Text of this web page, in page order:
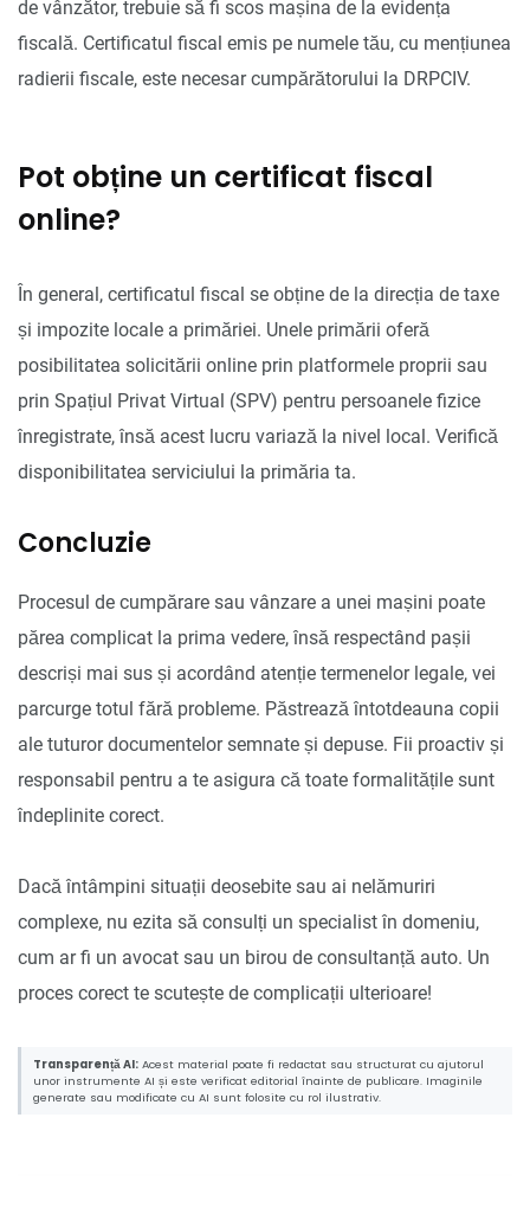
de vânzător, trebuie să fi scos mașina de la evidența
fiscală. Certificatul fiscal emis pe numele tău, cu mențiunea
radierii fiscale, este necesar cumpărătorului la DRPCIV.
Pot obține un certificat fiscal
online?
În general, certificatul fiscal se obține de la direcția de taxe
și impozite locale a primăriei. Unele primării oferă
posibilitatea solicitării online prin platformele proprii sau
prin Spațiul Privat Virtual (SPV) pentru persoanele fizice
înregistrate, însă acest lucru variază la nivel local. Verifică
disponibilitatea serviciului la primăria ta.
Concluzie
Procesul de cumpărare sau vânzare a unei mașini poate
părea complicat la prima vedere, însă respectând pașii
descriși mai sus și acordând atenție termenelor legale, vei
parcurge totul fără probleme. Păstrează întotdeauna copii
ale tuturor documentelor semnate și depuse. Fii proactiv și
responsabil pentru a te asigura că toate formalitățile sunt
îndeplinite corect.
Dacă întâmpini situații deosebite sau ai nelămuriri
complexe, nu ezita să consulți un specialist în domeniu,
cum ar fi un avocat sau un birou de consultanță auto. Un
proces corect te scutește de complicații ulterioare!
Transparență AI: Acest material poate fi redactat sau structurat cu ajutorul
unor instrumente AI și este verificat editorial înainte de publicare. Imaginile
generate sau modificate cu AI sunt folosite cu rol ilustrativ.